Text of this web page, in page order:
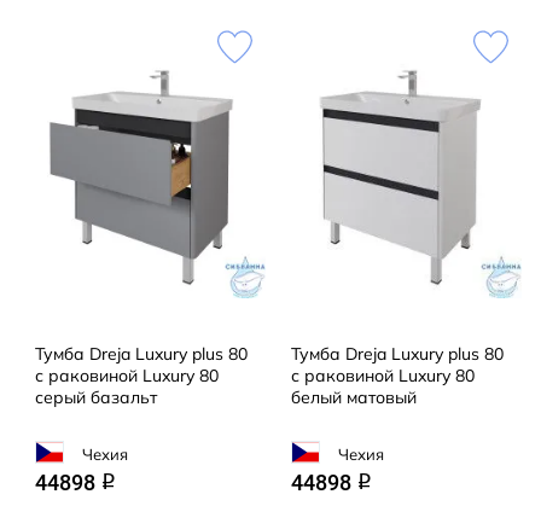
Тумба Dreja Luxury plus 80
с раковиной Luxury 80
серый базальт
Чехия
44898 q
Тумба Dreja Luxury plus 80
с раковиной Luxury 80
белый матовый
Чехия
44898 q